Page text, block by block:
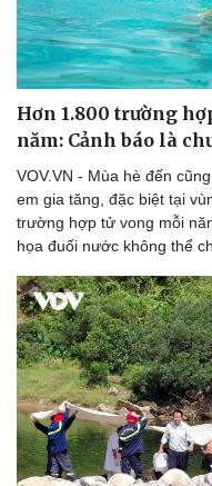
Thể thao
Bóng đá
Lịch thi đấu bóng đá
Thế giới thể thao
eSports
Hậu trường
Hơn 1.800 trường
năm: Cảnh báo là
VOV.VN - Mùa hè đến
em gia tăng, đặc biệt tại
trường hợp tử vong mỗi
họa đuối nước không thể